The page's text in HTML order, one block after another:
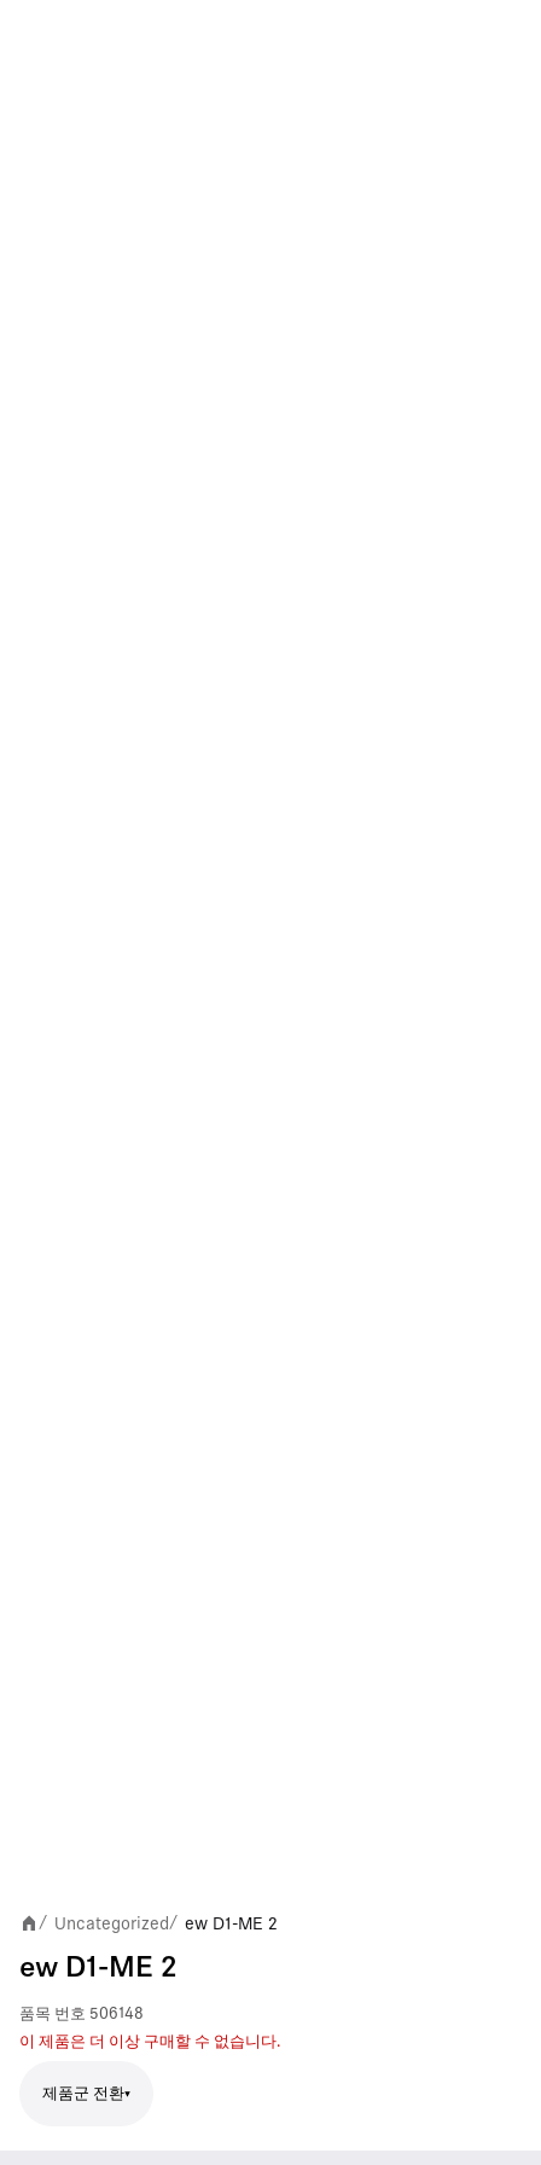
/ Uncategorized / ew D1-ME 2
ew D1-ME 2
품목 번호 506148
이 제품은 더 이상 구매할 수 없습니다.
제품군 전환